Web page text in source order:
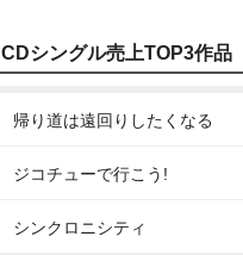
CDシングル売上TOP3作品
帰り道は遠回りしたくなる
ジコチューで行こう!
シンクロニシティ